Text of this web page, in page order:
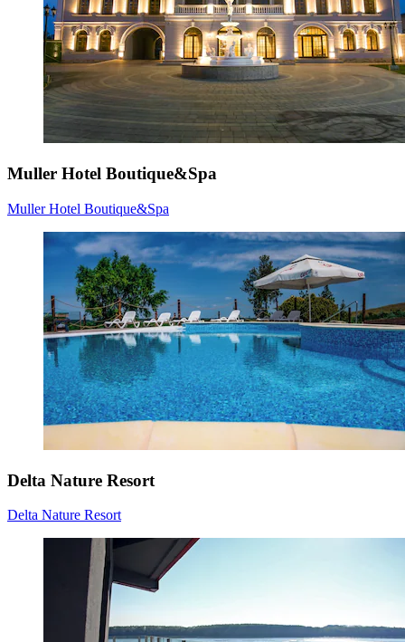
Muller Hotel Boutique&Spa
Muller Hotel Boutique&Spa
Delta Nature Resort
Delta Nature Resort